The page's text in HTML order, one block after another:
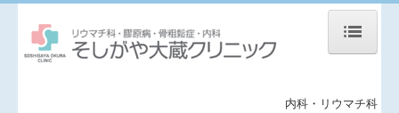
内科・リウマチ科